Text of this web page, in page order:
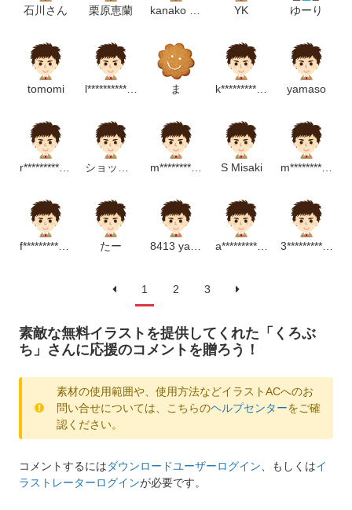
石川さん 栗原恵蘭 kanako tamai YK ゆーり
tomomi l***********************p ま k*****************m yamaso
r*******************p ショップ提案課 m*********************m S Misaki m*******************p
f****************m たー 8413 yayoi a******************p 3***************m
1 2 3
素敵な無料イラストを提供してくれた「くろぶ
ち」さんに応援のコメントを贈ろう！
素材の使用範囲や、使用方法などイラストACへのお
問い合せについては、こちらのヘルプセンターをご確
認ください。
コメントするにはダウンロードユーザーログイン 、もしくはイ
ラストレーターログインが必要です。